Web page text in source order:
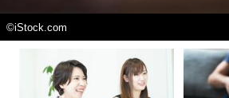
©iStock.com